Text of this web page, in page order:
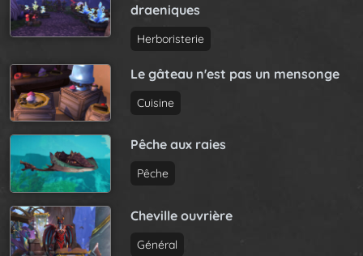
draeniques
Herboristerie
Le gâteau n'est pas un mensonge
Cuisine
Pêche aux raies
Pêche
Cheville ouvrière
Général